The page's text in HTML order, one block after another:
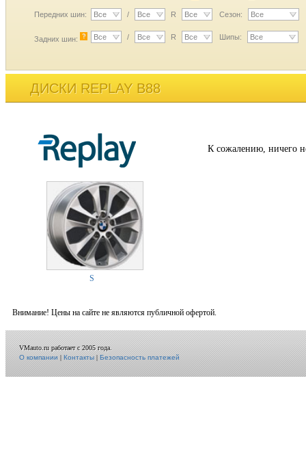
Передних шин: Все / Все R Все Сезон: Все
Задних шин: ? Все / Все R Все Шипы: Все
ДИСКИ REPLAY B88
S
К сожалению, ничего
Внимание! Цены на сайте не являются публичной офертой.
VMauto.ru работает с 2005 года.
О компании|Контакты|Безопасность платежей